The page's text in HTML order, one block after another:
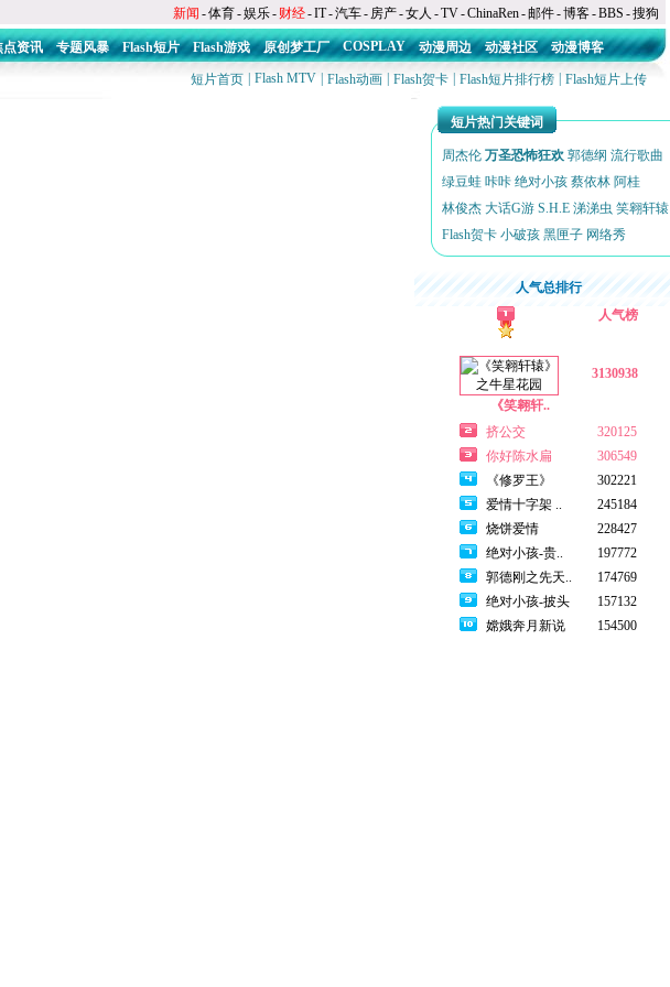
新闻 -体育-娱乐- 财经-IT-汽车- 房产-女人 -TV-ChinaRen-邮件-博客-BBS -搜狗
点资讯 专题风暴 Flash短片 Flash游戏 原创梦工厂 COSPLAY 动漫周边 动漫社区 动漫博客
短片首页 Flash MTV Flash动画 Flash贺卡 Flash短片排行榜 Flash短片上传
短片热门关键词
周杰伦 万圣恐怖狂欢 郭德纲 流行歌曲
绿豆蛙 咔咔 绝对小孩 蔡依林 阿桂
林俊杰 大话G游 S.H.E 涕涕虫 笑翱轩辕
Flash贺卡 小破孩 黑匣子 网络秀
人气总排行
《笑翱轩..
人气榜
3130938
挤公交
320125
你好陈水扁
306549
《修罗王》
302221
爱情十字架 ..
245184
烧饼爱情
228427
绝对小孩-贵..
197772
郭德刚之先天..
174769
绝对小孩-披头
157132
嫦娥奔月新说
154500